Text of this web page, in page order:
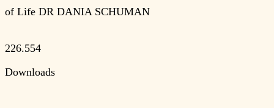
of Life DR DANIA SCHUMAN
226.554
Downloads